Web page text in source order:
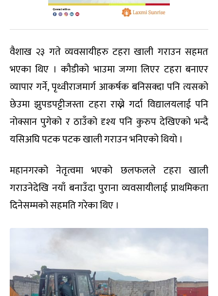
वैशाख २३ गते व्यवसायीहरु टहरा खाली गराउन सहमत
भएका थिए । कौडीको भाउमा जग्गा लिएर टहरा बनाएर
व्यापार गर्ने, पृथ्वीराजमार्ग आकर्षक बनिसक्दा पनि त्यसको
छेउमा झुपडपट्टीजस्ता टहरा राख्ने गर्दा विद्यालयलाई पनि
नोक्सान पुगेको र ठाउँको दृश्य पनि कुरुप देखिएको भन्दै
यसिअघि पटक पटक खाली गराउन भनिएको थियो ।
महानगरको नेतृत्वमा भएको छलफलले टहरा खाली
गराउनेदेखि नयाँ बनाउँदा पुराना व्यवसायीलाई प्राथमिकता
दिनेसम्मको सहमति गरेका थिए ।